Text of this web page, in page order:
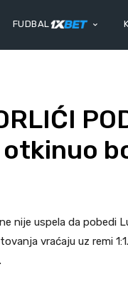
FUDBAL
nije uspela da pobedi
vraćaju uz remi